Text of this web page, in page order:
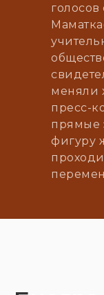
голосов
меняли
пресс-
прямые
фигуру